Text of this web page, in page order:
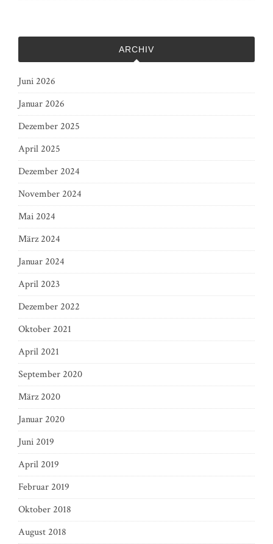
ARCHIV
Juni 2026
Januar 2026
Dezember 2025
April 2025
Dezember 2024
November 2024
Mai 2024
März 2024
Januar 2024
April 2023
Dezember 2022
Oktober 2021
April 2021
September 2020
März 2020
Januar 2020
Juni 2019
April 2019
Februar 2019
Oktober 2018
August 2018